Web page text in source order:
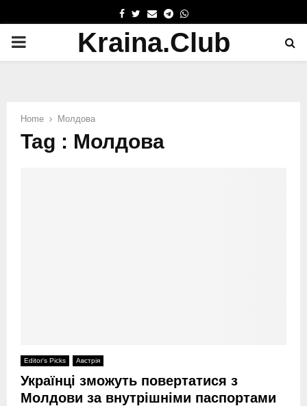
FACEBOOK
TWITTER
EMAILTELEGRAM
WHATSAPP
PRIMARYKraina.Club
Home Молдова
Tag : Молдова
Editor's Picks Австрія
Українці зможуть повертатися з
Молдови за внутрішніми паспортами